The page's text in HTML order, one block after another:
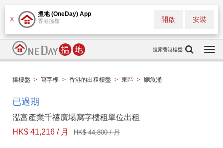
X
搵地 (OneDay) App
香港搵樓 安裝
開啟
搜索香港樓盤
搵樓盤 > 寫字樓 > 香港的出租樓盤 > 東區 > 鰂魚涌
已過期
泓富產業千禧廣場寫字樓租單位出租
HK$ 41,216 / 月
HK$ 44,800 / 月